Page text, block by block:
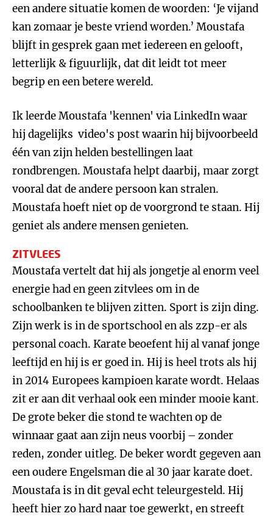
een andere situatie komen de woorden: ‘Je vijand
kan zomaar je beste vriend worden.’ Moustafa
blijft in gesprek gaan met iedereen en gelooft,
letterlijk & figuurlijk, dat dit leidt tot meer
begrip en een betere wereld.
Ik leerde Moustafa 'kennen' via LinkedIn waar
hij dagelijks video's post waarin hij bijvoorbeeld
één van zijn helden bestellingen laat
rondbrengen. Moustafa helpt daarbij, maar zorgt
vooral dat de andere persoon kan stralen.
Moustafa hoeft niet op de voorgrond te staan. Hij
geniet als andere mensen genieten.
ZITVLEES
Moustafa vertelt dat hij als jongetje al enorm veel
energie had en geen zitvlees om in de
schoolbanken te blijven zitten. Sport is zijn ding.
Zijn werk is in de sportschool en als zzp-er als
personal coach. Karate beoefent hij al vanaf jonge
leeftijd en hij is er goed in. Hij is heel trots als hij
in 2014 Europees kampioen karate wordt. Helaas
zit er aan dit verhaal ook een minder mooie kant.
De grote beker die stond te wachten op de
winnaar gaat aan zijn neus voorbij – zonder
reden, zonder uitleg. De beker wordt gegeven aan
een oudere Engelsman die al 30 jaar karate doet.
Moustafa is in dit geval echt teleurgesteld. Hij
heeft hier zo hard naar toe gewerkt, en streeft